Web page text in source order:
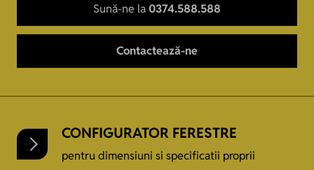
Sună-ne la 0374.588.588
Contactează-ne
CONFIGURATOR FERESTRE
pentru dimensiuni si specificatii proprii